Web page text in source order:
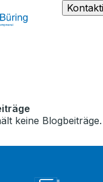
keine Blogbeiträge.